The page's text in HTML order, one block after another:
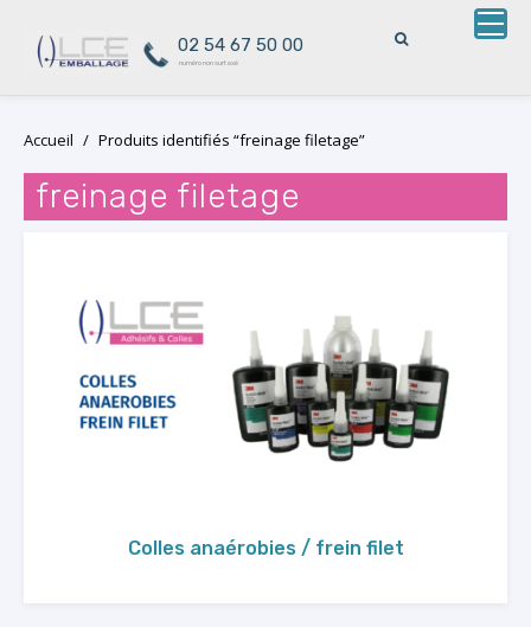
02 54 67 50 00
numéro non surtaxé
content
Accueil / Produits identifiés “freinage filetage”
freinage filetage
Colles anaérobies / frein filet